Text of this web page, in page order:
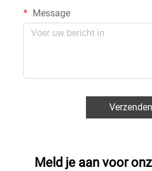
Message
Verzenden
Meld je aan voor